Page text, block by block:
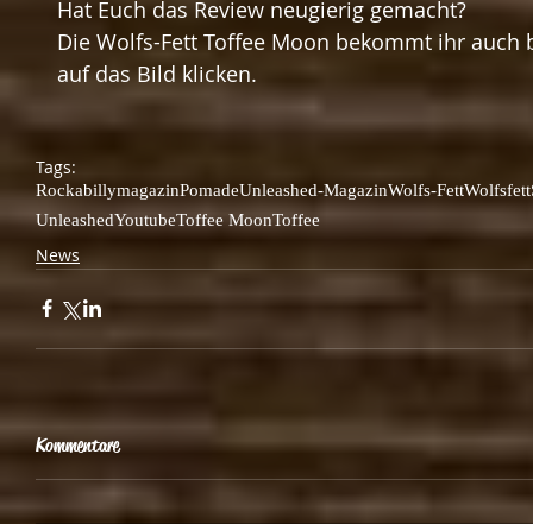
Hat Euch das Review neugierig gemacht?
Die Wolfs-Fett Toffee Moon bekommt ihr
auf das Bild klicken.
Tags:
RockabillymagazinPomadeUnleashed-MagazinWolfs-FettWolfsfett
UnleashedYoutubeToffee MoonToffee
News
Kommentare